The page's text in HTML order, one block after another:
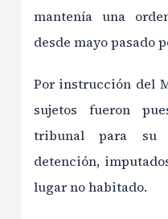
mantenía una
desde mayo pasado
Por instrucción del
sujetos fueron
tribunal para su
detención,
lugar no habitado.